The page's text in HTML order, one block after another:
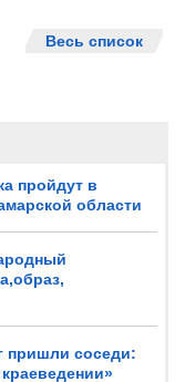
пройдут в
области
пришли соседи:
Весь список